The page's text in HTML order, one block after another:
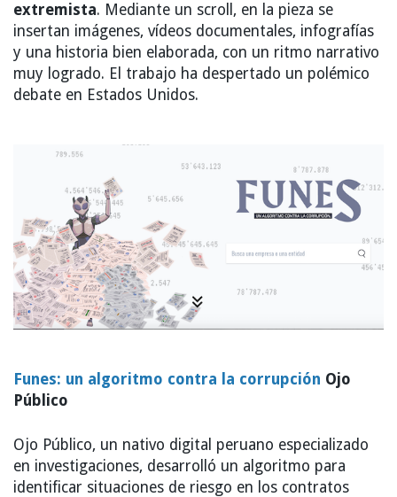
extremista. Mediante un scroll, en la pieza se
insertan imágenes, vídeos documentales, infografías
y una historia bien elaborada, con un ritmo narrativo
muy logrado. El trabajo ha despertado un polémico
debate en Estados Unidos.
Funes: un algoritmo contra la corrupción Ojo
Público
Ojo Público, un nativo digital peruano especializado
en investigaciones, desarrolló un algoritmo para
identificar situaciones de riesgo en los contratos